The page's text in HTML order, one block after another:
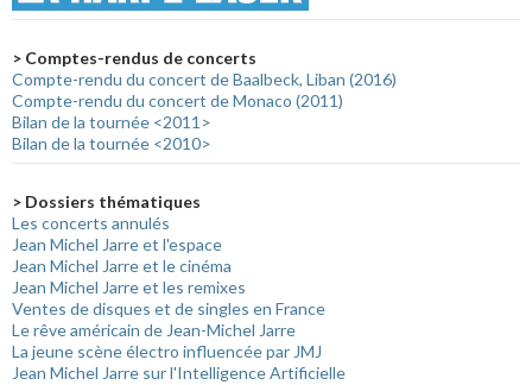
> Comptes-rendus de concerts
Compte-rendu du concert de Baalbeck, Liban (2016)
Compte-rendu du concert de Monaco (2011)
Bilan de la tournée <2011>
Bilan de la tournée <2010>
> Dossiers thématiques
Les concerts annulés
Jean Michel Jarre et l'espace
Jean Michel Jarre et le cinéma
Jean Michel Jarre et les remixes
Ventes de disques et de singles en France
Le rêve américain de Jean-Michel Jarre
La jeune scène électro influencée par JMJ
Jean Michel Jarre sur l'Intelligence Artificielle